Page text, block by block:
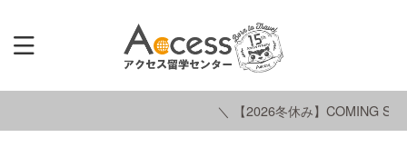
＼ 【2026冬休み】COMING